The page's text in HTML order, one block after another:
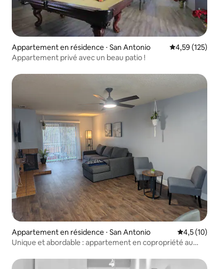
Appartement en résidence ⋅ San Antonio Évaluation
4,59 (125)
Appartement privé avec un beau patio !
Appartement en résidence ⋅ San Antonio Évaluation
4,5 (10)
Unique et abordable : appartement en copropriété au